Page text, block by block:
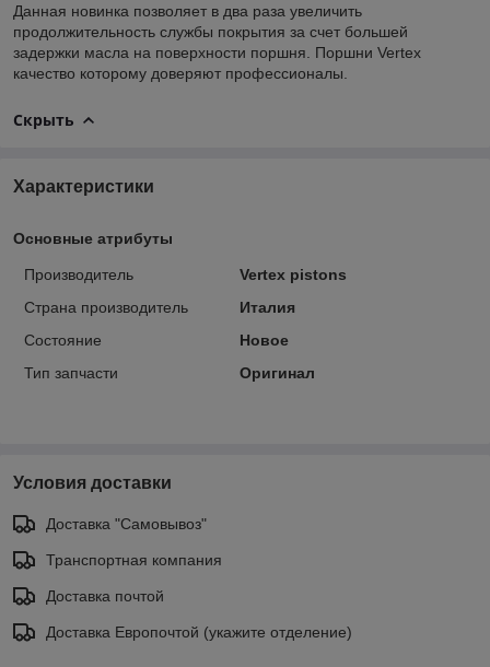
Данная новинка позволяет в два раза увеличить
продолжительность службы покрытия за счет большей
задержки масла на поверхности поршня. Поршни Vertex
качество которому доверяют профессионалы.
Скрыть
Характеристики
Основные атрибуты
Производитель
Vertex pistons
Страна производитель
Италия
Состояние
Новое
Тип запчасти
Оригинал
Условия доставки
Доставка "Самовывоз"
Транспортная компания
Доставка почтой
Доставка Европочтой (укажите отделение)